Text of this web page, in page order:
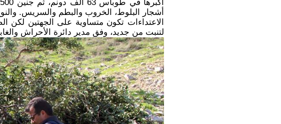
أشجار البلوط، الخروب والبطم والسريس.
الاعتداءات تكون متساوية على الجهتين لكن
لتنبت من جديد، وفق مدير دائرة الأحراش